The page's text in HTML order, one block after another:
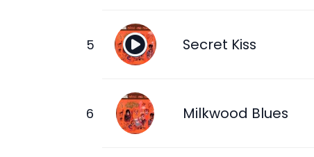
Secret Kiss
Milkwood Blues